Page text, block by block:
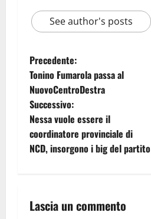
See author's posts
Precedente:
Tonino Fumarola passa al
NuovoCentroDestra
Successivo:
Nessa vuole essere il
coordinatore provinciale di
NCD, insorgono i big del partito
Lascia un commento